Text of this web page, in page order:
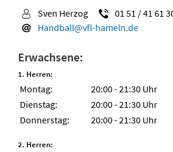
Sven Herzog
01 51 / 41 61
Handball@vfl-hameln.de
Erwachsene:
1. Herren:
Montag: 20:00 - 21:30 Uhr
Dienstag:
20:00 - 21:30 Uhr
Donnerstag:
20:00 - 21:30 Uhr
2. Herren: